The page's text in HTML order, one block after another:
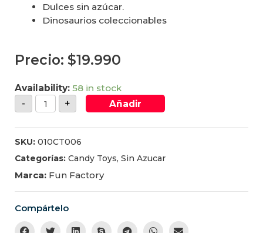
Dulces sin azúcar.
Dinosaurios coleccionables
Precio: $19.990
Availability: 58 in stock
-
+ Añadir
SKU: 010CT006
Categorías: Candy Toys, Sin Azucar
Marca: Fun Factory
Compártelo